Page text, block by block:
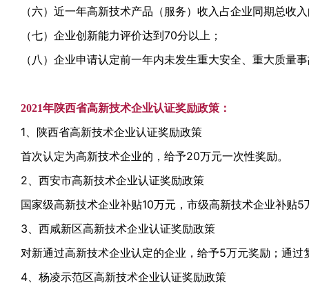
（六）近一年高新技术产品（服务）收入占企业同期总收
（七）企业创新能力评价达到70分以上；
（八）企业申请认定前一年内未发生重大安全、重大质量
2021年陕西省高新技术企业认证奖励政策：
1、陕西省高新技术企业认证奖励政策
首次认定为高新技术企业的，给予20万元一次性奖励。
2、西安市高新技术企业认证奖励政策
国家级高新技术企业补贴10万元，市级高新技术企业补贴5
3、西咸新区高新技术企业认证奖励政策
对新通过高新技术企业认定的企业，给予5万元奖励；通
4、杨凌示范区高新技术企业认证奖励政策